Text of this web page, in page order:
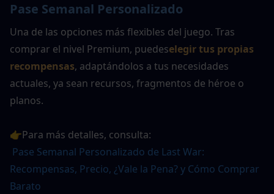
Pase Semanal Personalizado
Una de las opciones más flexibles del juego. Tras
comprar el nivel Premium, puedeselegir tus propias
recompensas, adaptándolos a tus necesidades
actuales, ya sean recursos, fragmentos de héroe o
planos.
👉Para más detalles, consulta:
Pase Semanal Personalizado de Last War:
Recompensas, Precio, ¿Vale la Pena? y Cómo Comprar
Barato